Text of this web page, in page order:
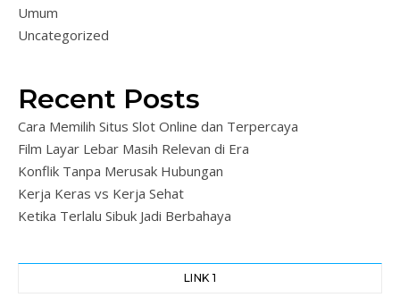
Umum
Uncategorized
Recent Posts
Cara Memilih Situs Slot Online dan Terpercaya
Film Layar Lebar Masih Relevan di Era
Konflik Tanpa Merusak Hubungan
Kerja Keras vs Kerja Sehat
Ketika Terlalu Sibuk Jadi Berbahaya
LINK 1